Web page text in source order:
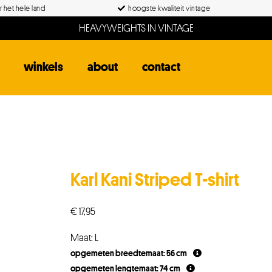
het hele land hoogste kwaliteit vintage
HEAVYWEIGHTS IN VINTAGE
winkels about contact
Karl Kani Striped T-shirt
€17,95
Maat: L
opgemeten breedtemaat: 56 cm
opgemeten lengtemaat: 74 cm